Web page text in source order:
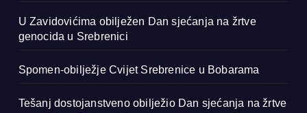
U Zavidovićima obilježen Dan sjećanja na žrtve
genocida u Srebrenici
Spomen-obilježje Cvijet Srebrenice u Bobarama
Tešanj dostojanstveno obilježio Dan sjećanja na žrtve